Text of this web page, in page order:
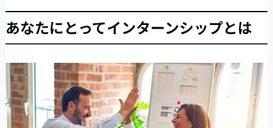
あなたにとってインターンシップとは